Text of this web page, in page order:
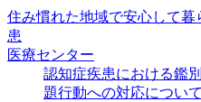
住み慣れた地域で安心して暮
患
医療センター
認知症疾患における鑑
題行動への対応につい